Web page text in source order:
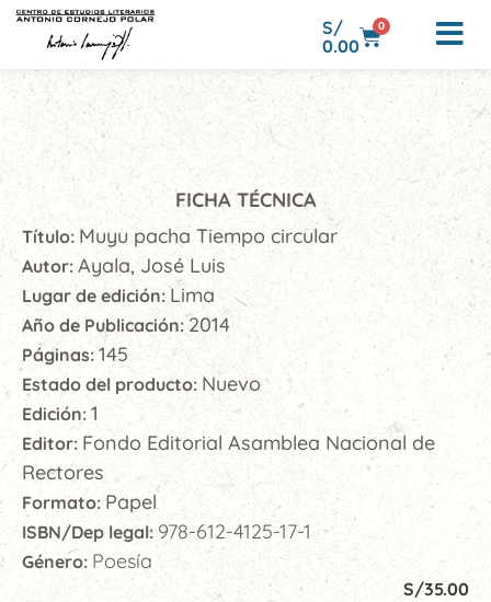
S/
0.00
0
FICHA TÉCNICA
Título: Muyu pacha Tiempo circular
Autor: Ayala, José Luis
Lugar de edición: Lima
Año de Publicación: 2014
Páginas: 145
Estado del producto: Nuevo
Edición: 1
Editor: Fondo Editorial Asamblea Nacional de
Rectores
Formato: Papel
ISBN/Dep legal: 978-612-4125-17-1
Género: Poesía
S/35.00